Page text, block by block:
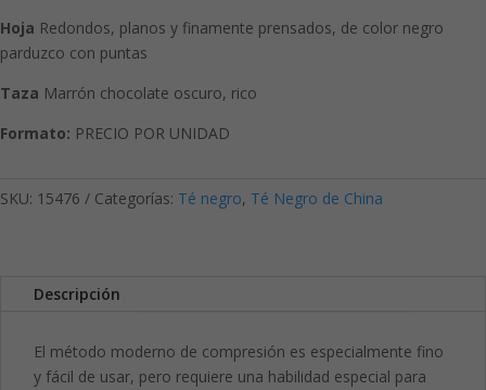
Hoja Redondos, planos y finamente prensados, de color negro
parduzco con puntas
Taza Marrón chocolate oscuro, rico
Formato: PRECIO POR UNIDAD
SKU: 15476 Categorías: Té negro, Té Negro de China
Descripción
El método moderno de compresión es especialmente fino
y fácil de usar, pero requiere una habilidad especial para